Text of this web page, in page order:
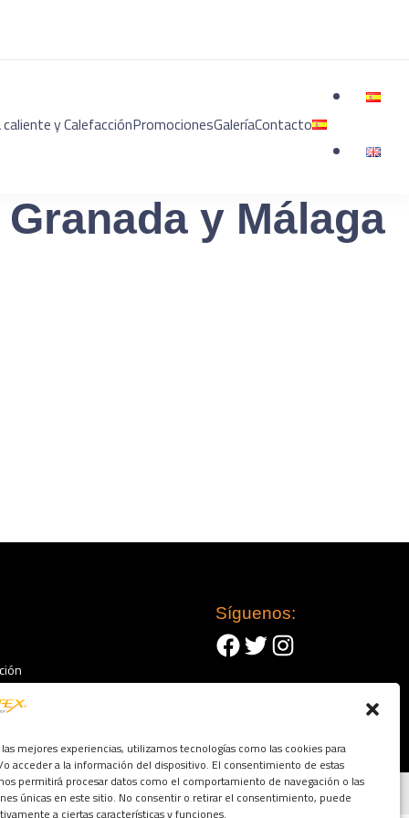
mejores experiencias, utilizamos tecnologías como las cookies para
acceder a la información del dispositivo. El consentimiento de estas
permitirá procesar datos como el comportamiento de navegación o las
únicas en este sitio. No consentir o retirar el consentimiento, puede
a ciertas características y funciones.
y Málaga – Solartex
y CalefacciónPromocionesGaleríaContacto
y Málaga
Síguenos:
Facebook
TwitterInstagram
Condiciones